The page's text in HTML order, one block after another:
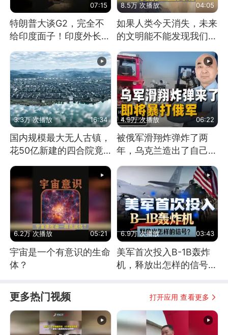
07:15
特朗普大谈G2，完全不
给印度面子！印度外长：
低估印度潜力
8.5万 次播放 04:05
如果人类今天消失，未来
的文明能不能发现我们存
在过？
3.3万 次播放 16:34
国内规模最大无人古镇，
花50亿新建的四合院竟
4.9万 次播放 06:22
被俄军滑翔炸弹炸了两
年，乌克兰造出了自己
6.2万 次播放 05:21
宇宙是一个有意识的生命
体？
6.9万 次播放 03:43
美军首次投入B-1B轰炸
机，释放出怎样的信号？
更多热门视频 打开应用 查看更多